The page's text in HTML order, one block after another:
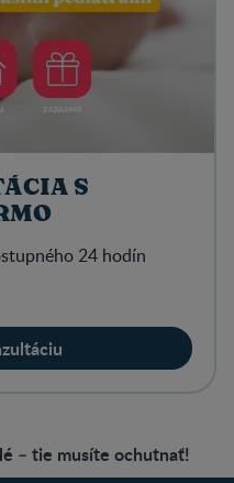
S
24 hodín
– tie musíte ochutnať!